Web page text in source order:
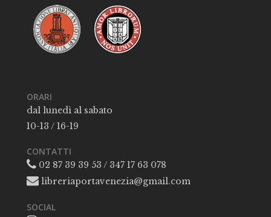
ORARI
dal lunedì al sabato
10-13 / 16-19
CONTATTI
02 87 39 39 53 / 347 17 63 078
libreriaportavenezia@gmail.com
SOCIAL